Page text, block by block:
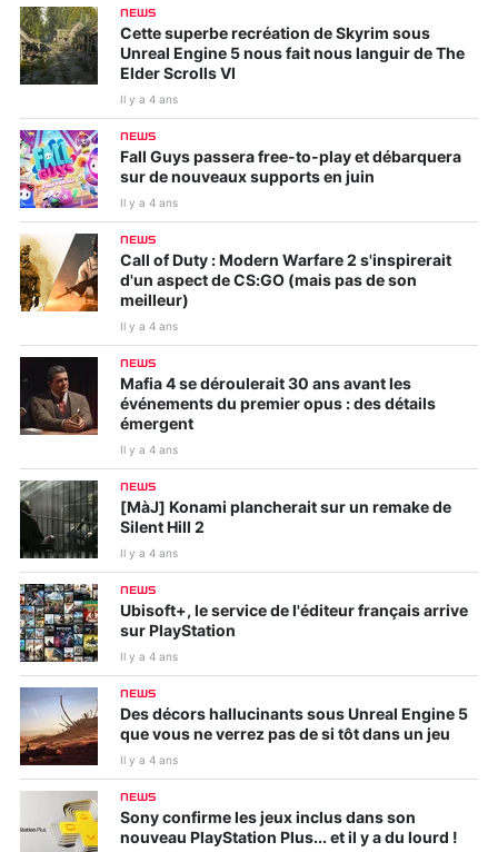
NEWS
Cette superbe recréation de Skyrim sous
Unreal Engine 5 nous fait nous languir de The
Elder Scrolls VI
Il y a 4 ans
NEWS
Fall Guys passera free-to-play et débarquera
sur de nouveaux supports en juin
Il y a 4 ans
NEWS
Call of Duty : Modern Warfare 2 s'inspirerait
d'un aspect de CS:GO (mais pas de son
meilleur)
Il y a 4 ans
NEWS
Mafia 4 se déroulerait 30 ans avant les
événements du premier opus : des détails
émergent
Il y a 4 ans
NEWS
[MàJ] Konami plancherait sur un remake de
Silent Hill 2
Il y a 4 ans
NEWS
Ubisoft+, le service de l'éditeur français arrive
sur PlayStation
Il y a 4 ans
NEWS
Des décors hallucinants sous Unreal Engine 5
que vous ne verrez pas de si tôt dans un jeu
Il y a 4 ans
NEWS
Sony confirme les jeux inclus dans son
nouveau PlayStation Plus... et il y a du lourd !